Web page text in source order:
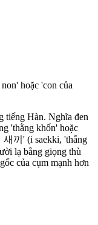
hoặc 'con của
tiếng Hàn. Nghĩa đen
'thằng khốn' hoặc
새끼' (i saekki, 'thằng
lạ bằng giọng thù
của cụm mạnh hơn